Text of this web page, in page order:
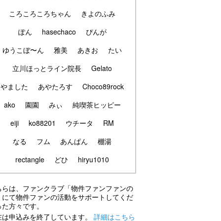
ころころころちゃん
きよのふみ
ぽん
hasechaco
ぴんが
ゆうこぼ〜ん
雅美 あきお
たい
立川ほっとライン院長
Gelato
やました
あやたろす
Choco89rock
ako
園園 みぃ
純喫茶ヒッピー
eiji
ko88201 ウチータ
RM
なる
フム あんぱん
棚湯
rectangle
どひ hiryu1010
らは、ファンクラブ「物件ファンファンの
にて物件ファンの活動をサポートしてくだ
方々です。
申込みを終了しています。 詳細はこちら